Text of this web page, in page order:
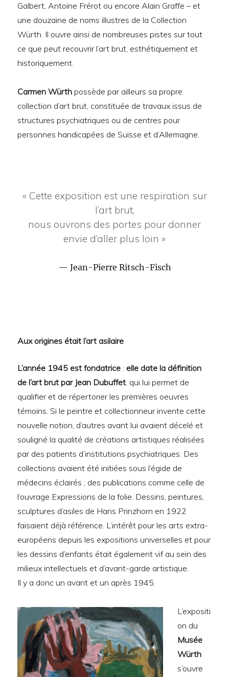
Galbert, Antoine Frérot ou encore Alain Graffe – et
une douzaine de noms illustres de la Collection
Würth. Il ouvre ainsi de nombreuses pistes sur tout
ce que peut recouvrir l’art brut, esthétiquement et
historiquement.
Carmen Würth possède par ailleurs sa propre
collection d’art brut, constituée de travaux issus de
structures psychiatriques ou de centres pour
personnes handicapées de Suisse et d’Allemagne.
« Cette exposition est une respiration sur
l’art brut,
nous ouvrons des portes pour donner
envie d’aller plus loin »
Jean-Pierre Ritsch-Fisch
Aux origines était l’art asilaire
L’année 1945 est fondatrice : elle date la définition
de l’art brut par Jean Dubuffet, qui lui permet de
qualifier et de répertorier les premières oeuvres
témoins. Si le peintre et collectionneur invente cette
nouvelle notion, d’autres avant lui avaient décelé et
souligné la qualité de créations artistiques réalisées
par des patients d’institutions psychiatriques. Des
collections avaient été initiées sous l’égide de
médecins éclairés ; des publications comme celle de
l’ouvrage Expressions de la folie. Dessins, peintures,
sculptures d’asiles de Hans Prinzhorn en 1922
faisaient déjà référence. L’intérêt pour les arts extra-
européens depuis les expositions universelles et pour
les dessins d’enfants était également vif au sein des
milieux intellectuels et d’avant-garde artistique.
Il y a donc un avant et un après 1945.
L’expositi
on du
Musée
Würth
s’ouvre